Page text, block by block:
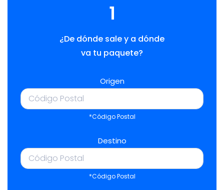
1
¿De dónde sale y a dónde
va tu paquete?
Origen
*Código Postal
Destino
*Código Postal